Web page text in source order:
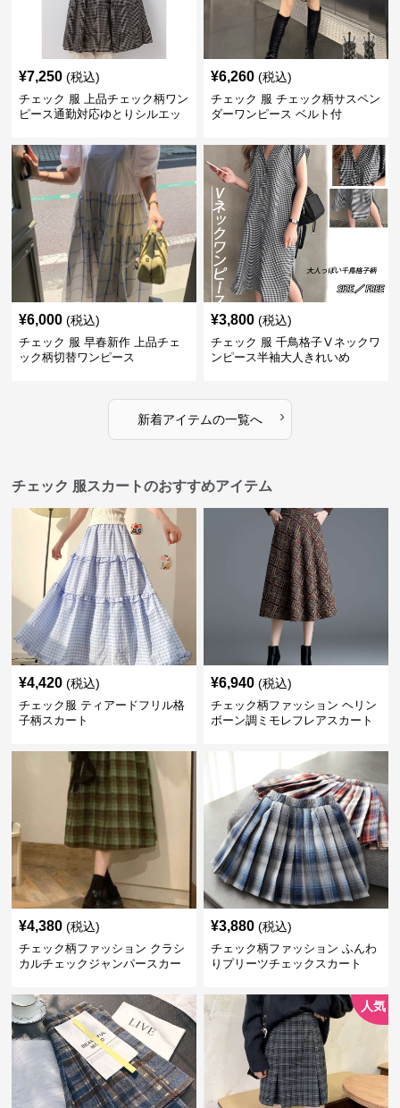
¥7,250 (税込)
チェック 服 上品チェック柄ワン
ピース通勤対応ゆとりシルエッ
¥6,260 (税込)
チェック 服 チェック柄サスペン
ダーワンピース ベルト付
¥6,000 (税込)
チェック 服 早春新作 上品チェ
ック柄切替ワンピース
¥3,800 (税込)
チェック 服 千鳥格子Ⅴネックワ
ンピース半袖大人きれいめ
新着アイテムの一覧へ ›
チェック 服スカートのおすすめアイテム
¥4,420 (税込)
チェック服 ティアードフリル格
子柄スカート
¥6,940 (税込)
チェック柄ファッション ヘリン
ボーン調ミモレフレアスカート
¥4,380 (税込)
チェック柄ファッション クラシ
カルチェックジャンパースカー
¥3,880 (税込)
チェック柄ファッション ふんわ
りプリーツチェックスカート
人気